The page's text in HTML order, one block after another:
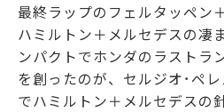
最終ラップのフェルタッペン
ハミルトン＋メルセデスの凄
ンパクトでホンダのラストラ
を創ったのが、セルジオ･ペ
でハミルトン＋メルセデスの